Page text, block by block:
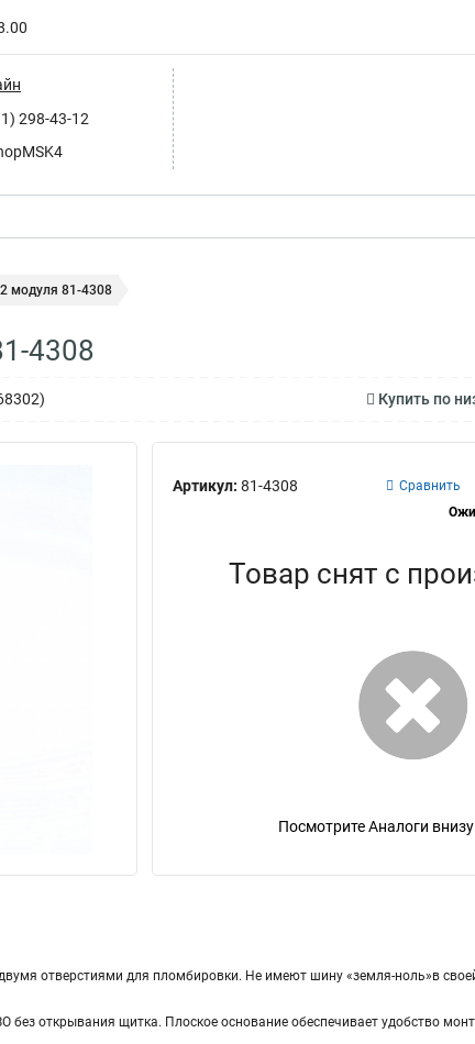
298-43-12
модуля 81-4308
4308
Купить по
Артикул: 81-4308 Сравнить
Товар снят с
Посмотрите Аналоги
отверстиями для пломбировки. Не имеют шину «земля-ноль»в
без открывания щитка. Плоское основание обеспечивает удобство